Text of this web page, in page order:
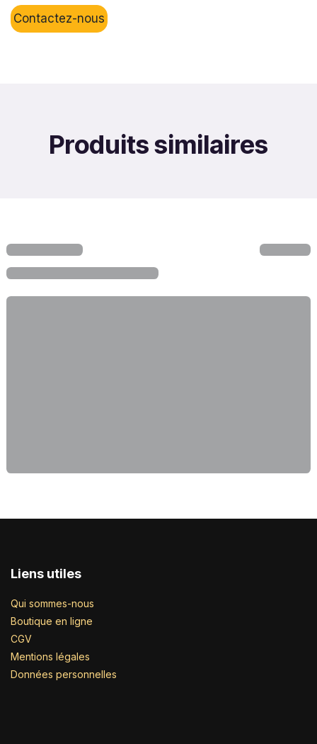
Contactez-nous
Produits similaires
Liens utiles
Qui sommes-nous
Boutique en ligne
CGV
Mentions légales
Données personnelles